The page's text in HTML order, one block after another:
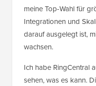
meine Top-Wahl für
Integrationen und
darauf ausgelegt ist,
wachsen.
Ich habe RingCentral
sehen, was es kann.